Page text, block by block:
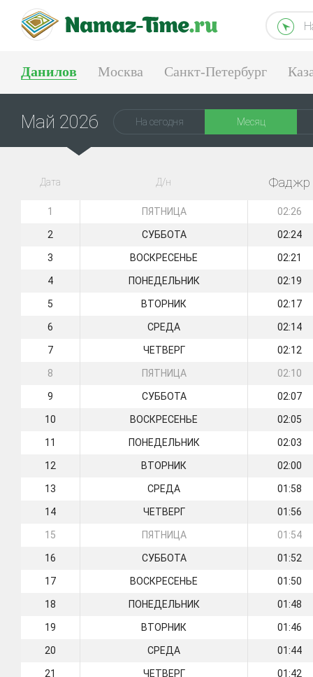
Данилов Москва Санкт-Петербург
Май 2026 На сегодня Месяц
Дата Д/н Фаджр
1 ПЯТНИЦА 02:26
2 СУББОТА 02:24
3 ВОСКРЕСЕНЬЕ 02:21
4 ПОНЕДЕЛЬНИК 02:19
5 ВТОРНИК 02:17
6 СРЕДА 02:14
7 ЧЕТВЕРГ 02:12
8 ПЯТНИЦА 02:10
9 СУББОТА 02:07
10 ВОСКРЕСЕНЬЕ 02:05
11 ПОНЕДЕЛЬНИК 02:03
12 ВТОРНИК 02:00
13 СРЕДА 01:58
14 ЧЕТВЕРГ 01:56
15 ПЯТНИЦА 01:54
16 СУББОТА 01:52
17 ВОСКРЕСЕНЬЕ 01:50
18 ПОНЕДЕЛЬНИК 01:48
19 ВТОРНИК 01:46
20 СРЕДА 01:44
21 ЧЕТВЕРГ 01:42